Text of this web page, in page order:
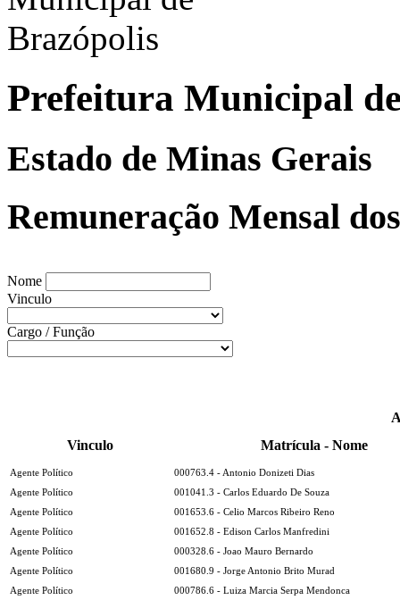
Prefeitura Municipal
Estado de Minas Gerais
Remuneração Mensal
Nome
Vinculo
Cargo / Função
Vinculo
Matrícula - Nome
Agente Político
000763.4 - Antonio Donizeti Dias
Agente Político
001041.3 - Carlos Eduardo De Souza
Agente Político
001653.6 - Celio Marcos Ribeiro Reno
Agente Político
001652.8 - Edison Carlos Manfredini
Agente Político
000328.6 - Joao Mauro Bernardo
Agente Político
001680.9 - Jorge Antonio Brito Murad
Agente Político
000786.6 - Luiza Marcia Serpa Mendonca